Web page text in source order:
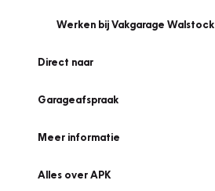
Werken bij Vakgarage Walstock
Direct naar
Garageafspraak
Meer informatie
Alles over APK